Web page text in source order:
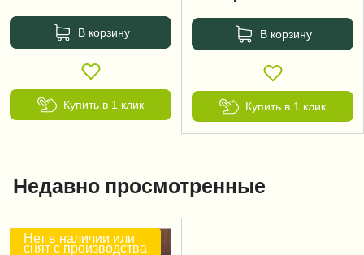
В корзину
Купить в 1 клик
В корзину
Купить в 1 клик
Недавно просмотренные
Нет в наличии или
снят с производства